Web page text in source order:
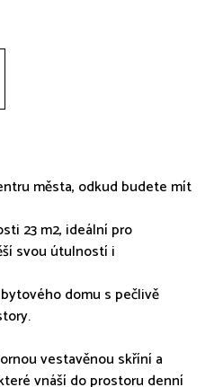
města, odkud budete mít
23 m2, ideální pro
svou útulností i
domu s pečlivě
vestavěnou skříní a
vnáší do prostoru denní